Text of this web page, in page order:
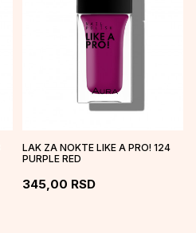
LAK ZA NOKTE LIKE A PRO! 124
PURPLE RED
345,00 RSD